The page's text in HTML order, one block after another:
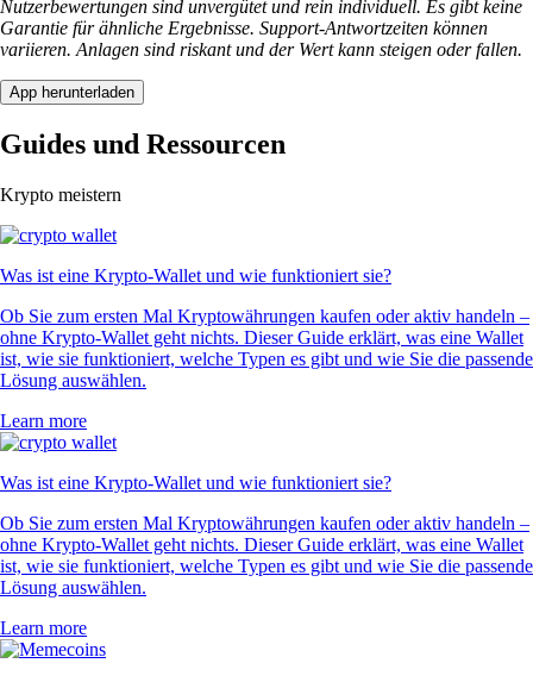
Nutzerbewertungen sind unvergütet und rein individuell. Es gibt keine
Garantie für ähnliche Ergebnisse. Support-Antwortzeiten können
variieren. Anlagen sind riskant und der Wert kann steigen oder fallen.
App herunterladen
Guides und Ressourcen
Krypto meistern
Was ist eine Krypto-Wallet und wie funktioniert sie?
Ob Sie zum ersten Mal Kryptowährungen kaufen oder aktiv handeln –
ohne Krypto-Wallet geht nichts. Dieser Guide erklärt, was eine Wallet
ist, wie sie funktioniert, welche Typen es gibt und wie Sie die passende
Lösung auswählen.
Learn more
Was ist eine Krypto-Wallet und wie funktioniert sie?
Ob Sie zum ersten Mal Kryptowährungen kaufen oder aktiv handeln –
ohne Krypto-Wallet geht nichts. Dieser Guide erklärt, was eine Wallet
ist, wie sie funktioniert, welche Typen es gibt und wie Sie die passende
Lösung auswählen.
Learn more